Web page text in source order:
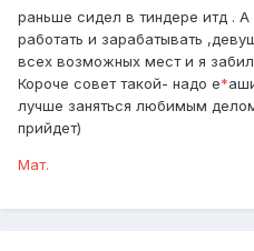
раньше сидел в тиндере итд .
работать и зарабатывать
всех возможных мест и я
Короче совет такой- надо е*
лучше заняться любимым
прийдет)
Мат.